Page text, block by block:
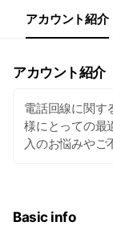
アカウント紹介
アカウント紹介
電話回線に関す
様にとっての最
入のお悩みやご
Basic info